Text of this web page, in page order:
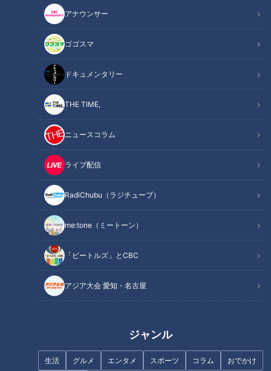
アナウンサー
ゴゴスマ
ドキュメンタリー
THE TIME,
ニュースコラム
ライブ配信
RadiChubu（ラジチューブ）
me:tone（ミートーン）
「ビートルズ」とCBC
アジア大会 愛知・名古屋
ジャンル
生活 グルメ エンタメ スポーツ コラム おでかけ
この記事を見たあなたへのおすすめ
男女の機会不平等を見直す動
き。妊娠・産後も活躍できる社
ひとりひとりが環境変動に持っ
仕事も子どもも諦めない。“卵子
凍結”という新しい選択肢
オランダ総選挙とNY市長選から
大敗した与党。今後考えられる
3つの展開とは